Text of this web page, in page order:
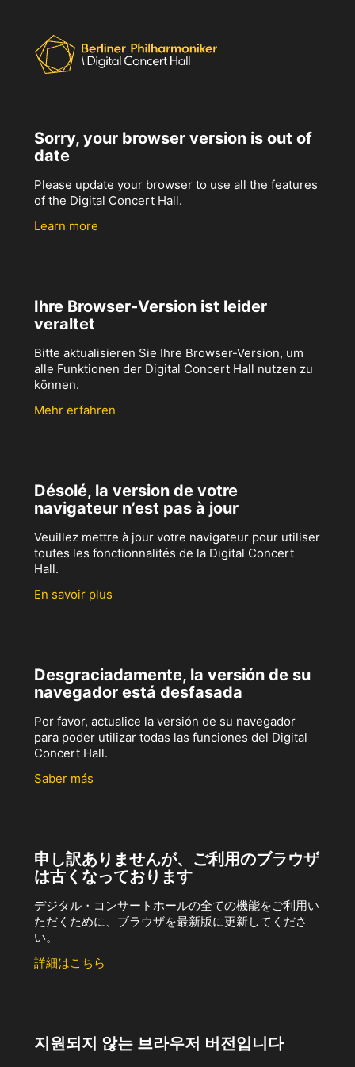
Sorry, your browser version is out of
date
Please update your browser to use all the features
of the Digital Concert Hall.
Learn more
Ihre Browser-Version ist leider
veraltet
Bitte aktualisieren Sie Ihre Browser-Version, um
alle Funktionen der Digital Concert Hall nutzen zu
können.
Mehr erfahren
Désolé, la version de votre
navigateur n’est pas à jour
Veuillez mettre à jour votre navigateur pour utiliser
toutes les fonctionnalités de la Digital Concert
Hall.
En savoir plus
Desgraciadamente, la versión de su
navegador está desfasada
Por favor, actualice la versión de su navegador
para poder utilizar todas las funciones del Digital
Concert Hall.
Saber más
申し訳ありませんが、ご利用のブラウザ
は古くなっております
デジタル・コンサートホールの全ての機能をご利用い
ただくために、ブラウザを最新版に更新してくださ
い。
詳細はこちら
지원되지 않는 브라우저 버전입니다